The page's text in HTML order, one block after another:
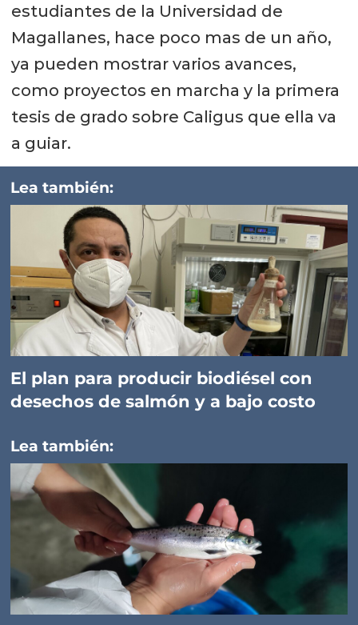
estudiantes de la Universidad de
Magallanes, hace poco mas de un año,
ya pueden mostrar varios avances,
como proyectos en marcha y la primera
tesis de grado sobre Caligus que ella va
a guiar.
Lea también:
El plan para producir biodiésel con
desechos de salmón y a bajo costo
Lea también: